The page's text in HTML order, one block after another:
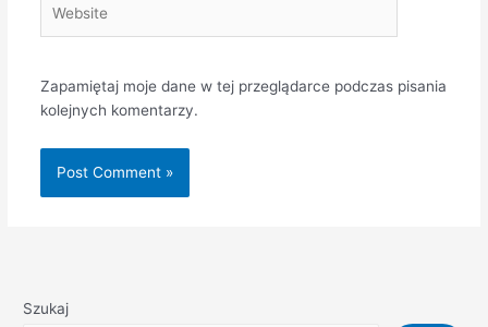
Zapamiętaj moje dane w tej przeglądarce podczas pisania
kolejnych komentarzy.
Szukaj